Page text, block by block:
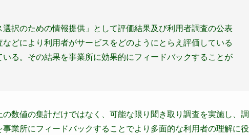
択のための情報提供」として評価結果及び利用者調査の公表
どにより利用者がサービスをどのようにとらえ評価している
る。その結果を事業所に効果的にフィードバックすることが
数値の集計だけではなく、可能な限り聞き取り調査を実施し、調
業所にフィードバックすることでより多面的な利用者の理解に役